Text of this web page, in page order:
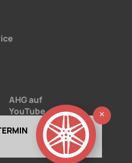
AHG auf
YouTube
AHG auf